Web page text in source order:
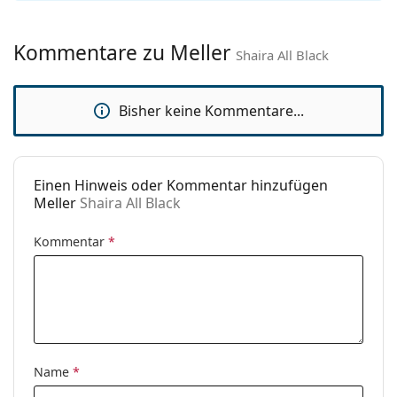
Verwendung:
Mode
Code:
Shaira All Black
Kommentare zu Meller Shaira All Black
Bisher keine Kommentare...
Einen Hinweis oder Kommentar hinzufügen
Meller Shaira All Black
Kommentar *
Name *